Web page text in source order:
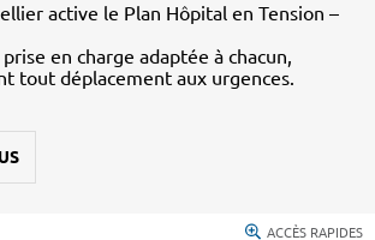
active le Plan Hôpital en Tension –
en charge adaptée à chacun,
tout déplacement aux urgences.
ACCÈS RAPIDES